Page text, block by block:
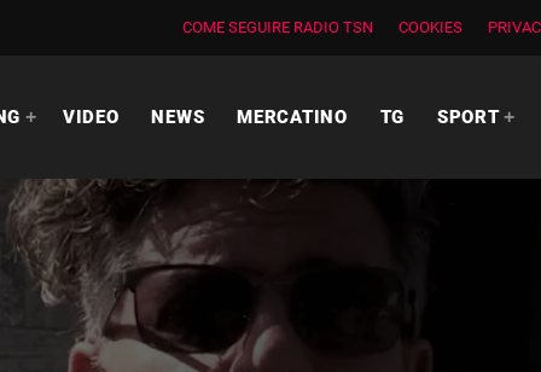
COME SEGUIRE RADIO TSN COOKIES
VIDEO NEWS MERCATINO TG SPORT